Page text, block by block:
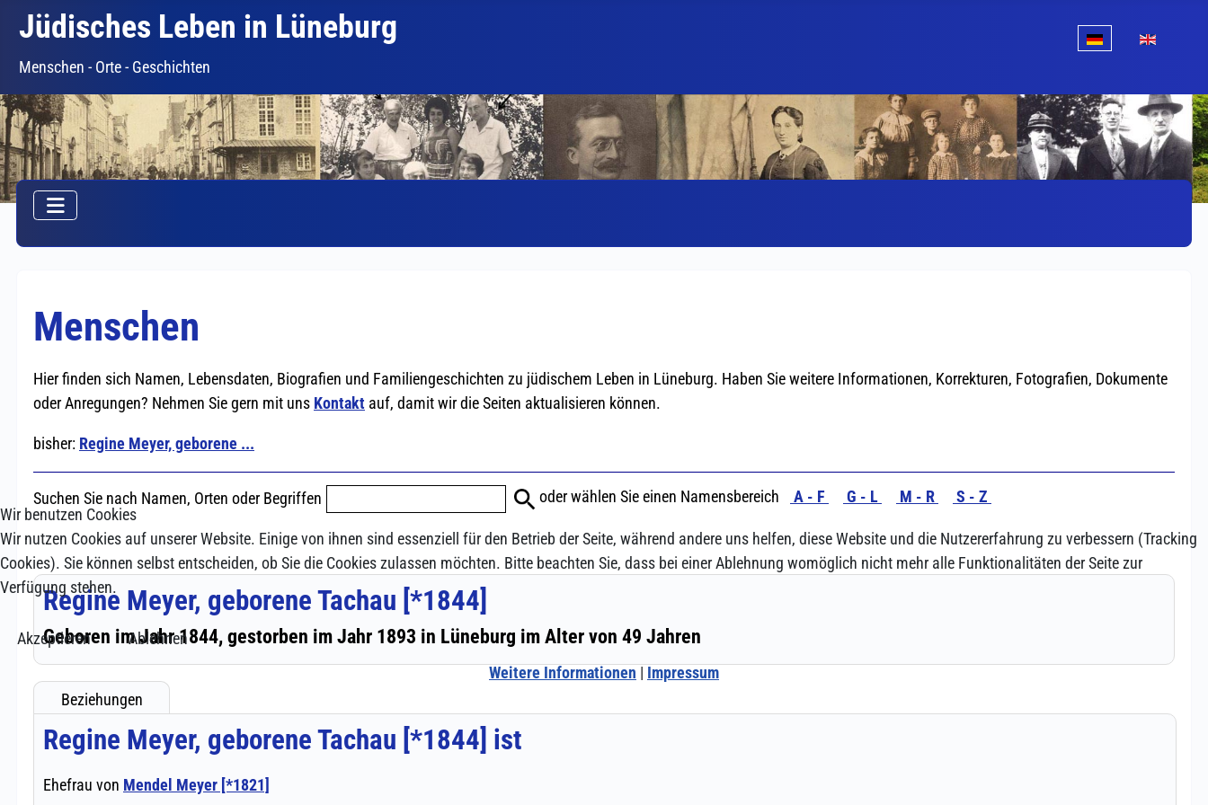
Jüdisches Leben in Lüneburg
Menschen - Orte - Geschichten
Wir benutzen Cookies
Wir nutzen Cookies auf unserer Website. Einige von ihnen sind essenziell für den Betrieb der Seite, während andere uns helfen, diese Website und die Nutzererfahrung zu verbessern (Tracking
Cookies). Sie können selbst entscheiden, ob Sie die Cookies zulassen möchten. Bitte beachten Sie, dass bei einer Ablehnung womöglich nicht mehr alle Funktionalitäten der Seite zur
Verfügung stehen.
Akzeptieren
Ablehnen
Weitere Informationen | Impressum